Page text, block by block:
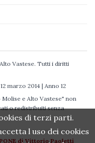
Vastese. Tutti i diritti
marzo 2014 | Anno 12
e Alto Vastese" non
o redistribuiti senza
di Vittorio Paoletti
di terzi parti.
l uso dei cookies